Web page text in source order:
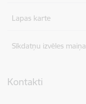
Lapas karte
Sīkdatņu izvēles maiņa
Kontakti